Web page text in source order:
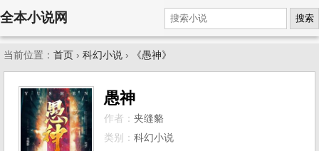
全本小说网 搜索
当前位置： 首页 › 科幻小说 › 《愚神》
愚神
作者： 夹缝貉
类别： 科幻小说